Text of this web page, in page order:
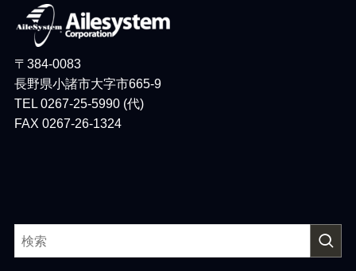
〒384-0083
長野県小諸市大字市665-9
TEL 0267-25-5990 (代)
FAX 0267-26-1324